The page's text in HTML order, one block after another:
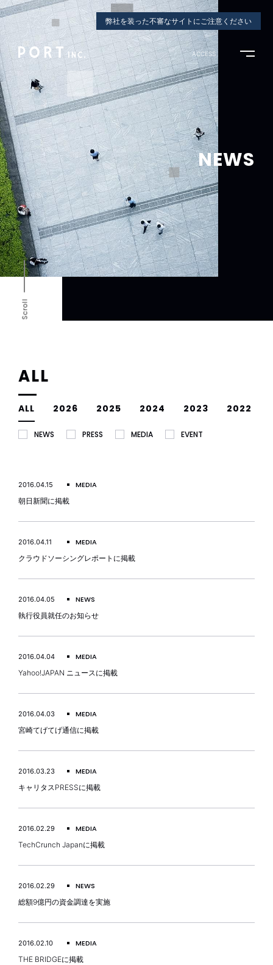
弊社を装った不審なサイトにご注意ください
ACCESS
NEWS
Scroll
ALL
ALL 2026 2025 2024 2023 2022
NEWS PRESS MEDIA EVENT
2016.04.15 MEDIA
朝日新聞に掲載
2016.04.11 MEDIA
クラウドソーシングレポートに掲載
2016.04.05 NEWS
執行役員就任のお知らせ
2016.04.04 MEDIA
Yahoo!JAPAN ニュースに掲載
2016.04.03 MEDIA
宮崎てげてげ通信に掲載
2016.03.23 MEDIA
キャリタスPRESSに掲載
2016.02.29 MEDIA
TechCrunch Japanに掲載
2016.02.29 NEWS
総額9億円の資金調達を実施
2016.02.10 MEDIA
THE BRIDGEに掲載